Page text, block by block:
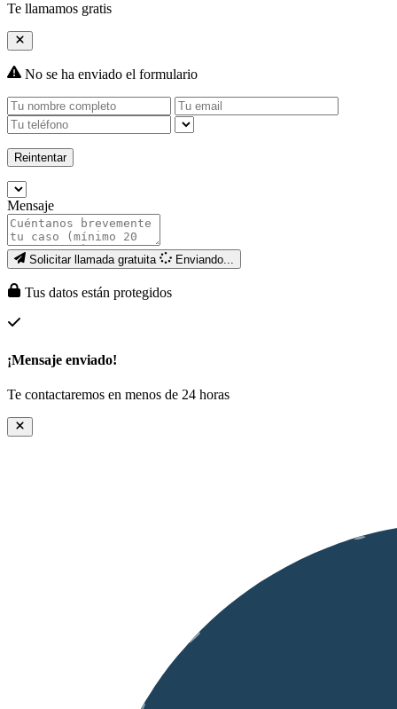
Te llamamos gratis
No se ha enviado el formulario
Reintentar
Mensaje
Solicitar llamada gratuita Enviando...
Tus datos están protegidos
¡Mensaje enviado!
Te contactaremos en menos de 24 horas